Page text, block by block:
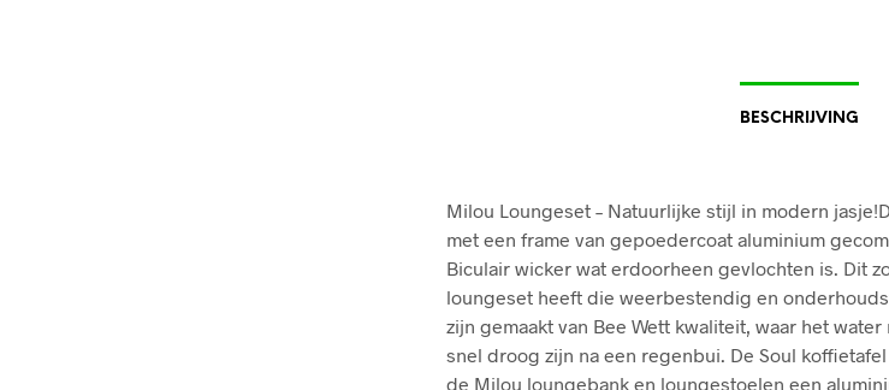
BESCHRIJVING
Milou Loungeset – Natuurlijke stijl in modern
met een frame van gepoedercoat aluminium
Biculair wicker wat erdoorheen gevlochten is. Dit
loungeset heeft die weerbestendig en
zijn gemaakt van Bee Wett kwaliteit, waar het
snel droog zijn na een regenbui. De Soul
de Milou loungebank en loungestoelen een